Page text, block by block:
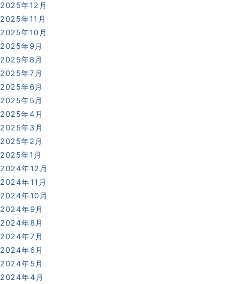
〒986-0873
宮城県石巻市山下町2丁目5番
7号
0225-22-5431(代)
0225-23-0811
交通アクセスはこちら
2025年12月
2025年11月
2025年10月
2025年9月
2025年8月
2025年7月
2025年6月
2025年5月
2025年4月
2025年3月
2025年2月
2025年1月
2024年12月
2024年11月
2024年10月
2024年9月
2024年8月
2024年7月
2024年6月
2024年5月
2024年4月